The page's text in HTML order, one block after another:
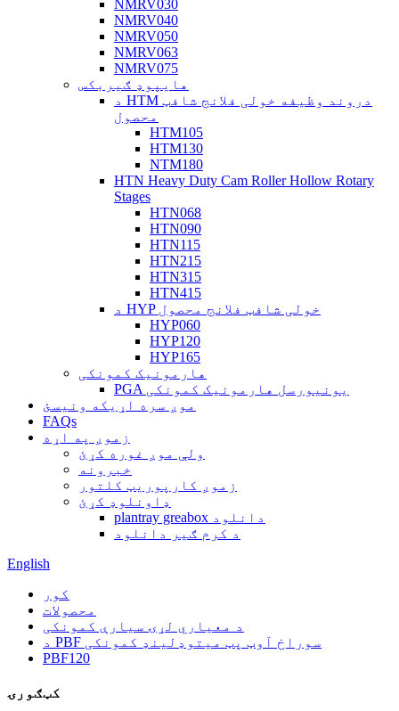
NMRV030
NMRV040
NMRV050
NMRV063
NMRV075
هایپوډ ګیربکس
د HTM دروند وظیفه خولی فلانج شافټ
محصول
HTM105
HTM130
NTM180
HTN Heavy Duty Cam Roller Hollow Rotary
Stages
HTN068
HTN090
HTN115
HTN215
HTN315
HTN415
د HYP خولی شافټ فلانج محصول
HYP060
HYP120
HYP165
هارمونیک کمونکی
PGA یونیورسل هارمونیک کمونکی
موږ سره اړیکه ونیسئ
FAQs
زموږ په اړه
ولې موږ غوره کړئ
خبرونه
زموږ کارپوریټ کلتور
ډاونلوډ کړئ
plantray greabox دانلود
د کرم ګیر دانلود
English
کور
محصولات
د معیاري لړۍ سیارې کمونکی
د PBF سوراخ آوټ پټ میتوډلینډ کمونکی
PBF120
کټګورۍ